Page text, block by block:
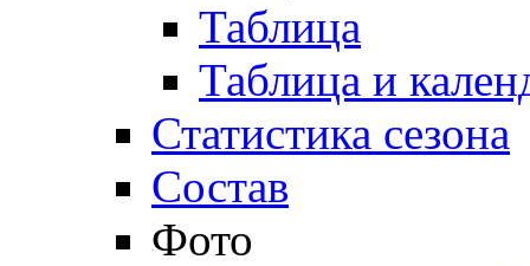
Таблица
Таблица и
Статистика сезона
Состав
Фото